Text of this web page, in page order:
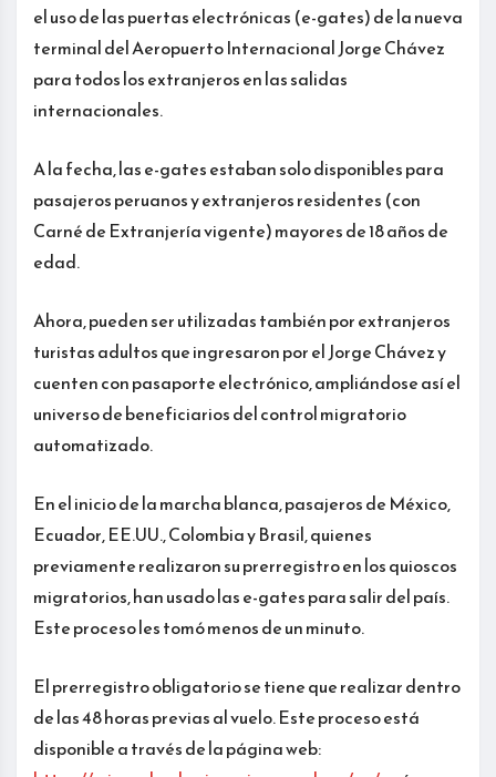
el uso de las puertas electrónicas (e-gates) de la nueva
terminal del Aeropuerto Internacional Jorge Chávez
para todos los extranjeros en las salidas
internacionales.
A la fecha, las e-gates estaban solo disponibles para
pasajeros peruanos y extranjeros residentes (con
Carné de Extranjería vigente) mayores de 18 años de
edad.
Ahora, pueden ser utilizadas también por extranjeros
turistas adultos que ingresaron por el Jorge Chávez y
cuenten con pasaporte electrónico, ampliándose así el
universo de beneficiarios del control migratorio
automatizado.
En el inicio de la marcha blanca, pasajeros de México,
Ecuador, EE.UU., Colombia y Brasil, quienes
previamente realizaron su prerregistro en los quioscos
migratorios, han usado las e-gates para salir del país.
Este proceso les tomó menos de un minuto.
El prerregistro obligatorio se tiene que realizar dentro
de las 48 horas previas al vuelo. Este proceso está
disponible a través de la página web: